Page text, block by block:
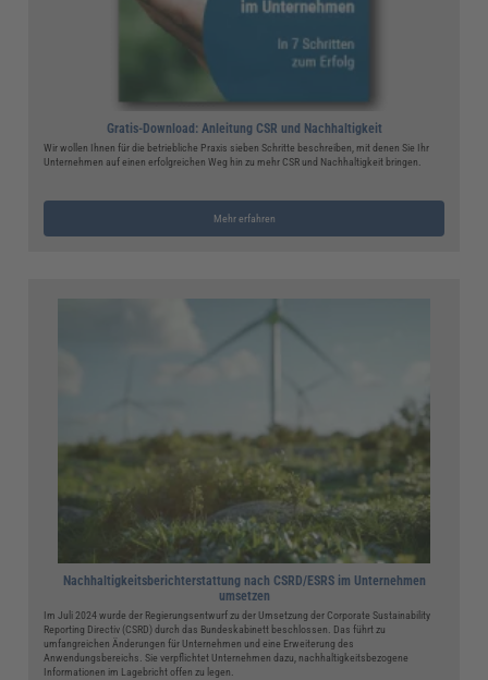
Gratis-Download: Anleitung CSR und Nachhaltigkeit
Wir wollen Ihnen für die betriebliche Praxis sieben Schritte beschreiben, mit denen Sie Ihr
Unternehmen auf einen erfolgreichen Weg hin zu mehr CSR und Nachhaltigkeit bringen.
Mehr erfahren
Nachhaltigkeitsberichterstattung nach CSRD/ESRS im Unternehmen
umsetzen
Im Juli 2024 wurde der Regierungsentwurf zu der Umsetzung der Corporate Sustainability
Reporting Directiv (CSRD) durch das Bundeskabinett beschlossen. Das führt zu
umfangreichen Änderungen für Unternehmen und eine Erweiterung des
Anwendungsbereichs. Sie verpflichtet Unternehmen dazu, nachhaltigkeitsbezogene
Informationen im Lagebricht offen zu legen.